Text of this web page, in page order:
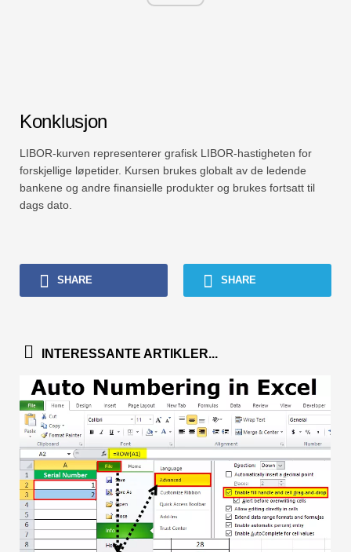
Konklusjon
LIBOR-kurven representerer grafisk LIBOR-hastigheten for
forskjellige løpetider. Kursen brukes globalt av de ledende
bankene og andre finansielle produkter og brukes fortsatt til
dags dato.
SHARE SHARE
INTERESSANTE ARTIKLER...